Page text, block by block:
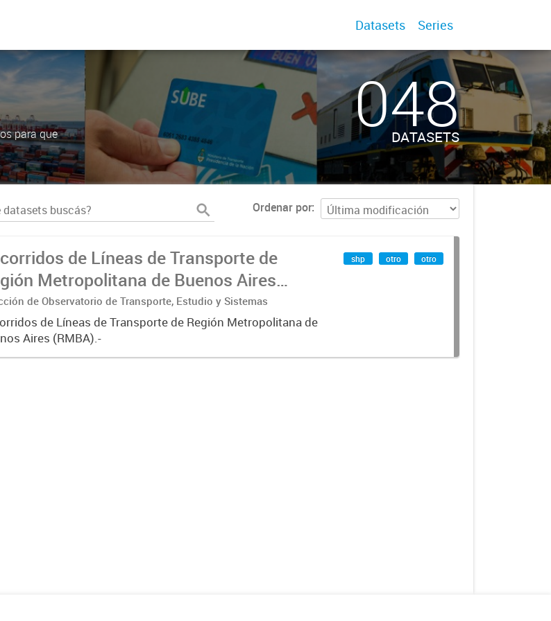
Datasets Series
para que
048
DATASETS
Ordenar por
de Líneas de Transporte de
Metropolitana de Buenos Aires
de Observatorio de Transporte, Estudio y Sistemas
de Líneas de Transporte de Región Metropolitana de
Aires (RMBA).-
shp otro otro